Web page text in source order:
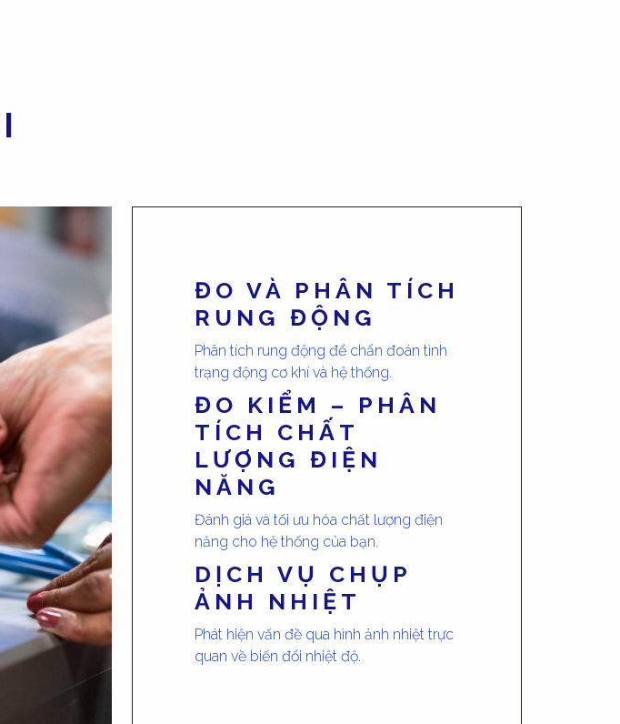
ĐO VÀ PHÂN TÍCH
RUNG ĐỘNG
Phân tích rung động để chẩn đoán tình
trạng động cơ khí và hệ thống.
ĐO KIỂM – PHÂN
TÍCH CHẤT
LƯỢNG ĐIỆN
NĂNG
Đánh giá và tối ưu hóa chất lượng điện
năng cho hệ thống của bạn.
DỊCH VỤ CHỤP
ẢNH NHIỆT
Phát hiện vấn đề qua hình ảnh nhiệt trực
quan về biến đổi nhiệt độ.